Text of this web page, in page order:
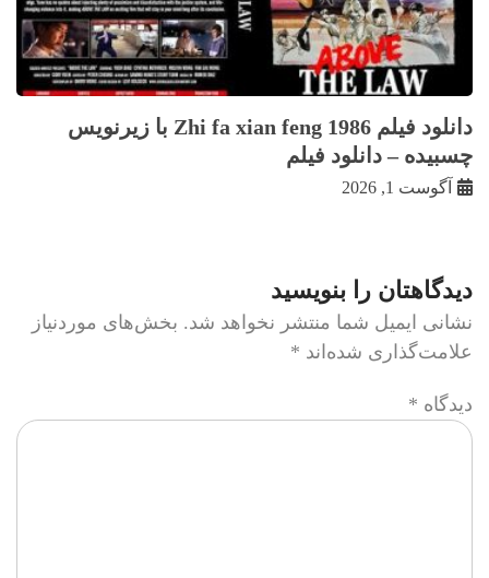
دانلود فیلم Zhi fa xian feng 1986 با زيرنويس
چسبيده – دانلود فیلم
آگوست 1, 2026
دیدگاهتان را بنویسید
نشانی ایمیل شما منتشر نخواهد شد. بخش‌های موردنیاز
علامت‌گذاری شده‌اند *
دیدگاه *